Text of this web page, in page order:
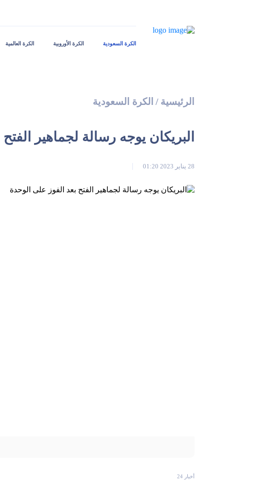
الكرة السعودية الكرة الأوروبية الكرة العالمية
الرئيسية / الكرة السعودية
البريكان يوجه رسالة لجماهير
28 يناير 2023 01:20
أخبار 24